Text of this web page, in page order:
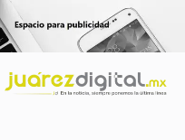
Saltar
al
contenido